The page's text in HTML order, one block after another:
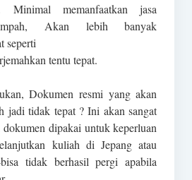
Minimal memanfaatkan jasa
Akan lebih banyak
seperti
tentu tepat.
Dokumen resmi yang akan
jadi tidak tepat ? Ini akan sangat
dipakai untuk keperluan
kuliah di Jepang atau
tidak berhasil pergi apabila